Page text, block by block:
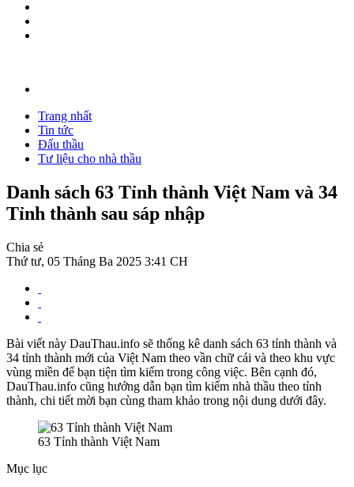
Trang nhất
Tin tức
Đấu thầu
Tư liệu cho nhà thầu
Danh sách 63 Tỉnh thành Việt Nam và 34
Tỉnh thành sau sáp nhập
Chia sẻ
Thứ tư, 05 Tháng Ba 2025 3:41 CH
Bài viết này DauThau.info sẽ thống kê danh sách 63 tỉnh thành và
34 tỉnh thành mới của Việt Nam theo vần chữ cái và theo khu vực
vùng miền để bạn tiện tìm kiếm trong công việc. Bên cạnh đó,
DauThau.info cũng hướng dẫn bạn tìm kiếm nhà thầu theo tỉnh
thành, chi tiết mời bạn cùng tham khảo trong nội dung dưới đây.
63 Tỉnh thành Việt Nam
Mục lục